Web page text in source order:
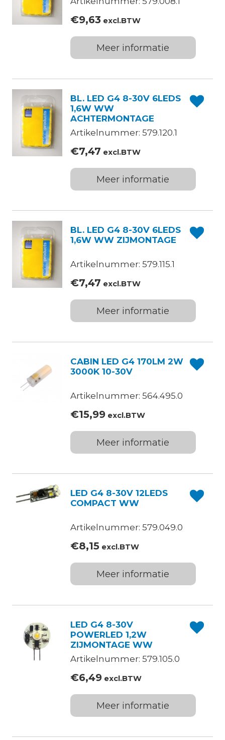
€9,63excl.BTW
Meer informatie
BL. LED G4 8-30V 6LEDS
1,6W WW
ACHTERMONTAGE
Artikelnummer: 579.120.1
€7,47 excl.BTW
Meer informatie
BL. LED G4 8-30V 6LEDS
1,6W WW ZIJMONTAGE
Artikelnummer: 579.115.1
€7,47 excl.BTW
Meer informatie
CABIN LED G4 170LM 2W
3000K 10-30V
Artikelnummer: 564.495.0
€15,99excl.BTW
Meer informatie
LED G4 8-30V 12LEDS
COMPACT WW
Artikelnummer: 579.049.0
€8,15excl.BTW
Meer informatie
LED G4 8-30V
POWERLED 1,2W
ZIJMONTAGE WW
Artikelnummer: 579.105.0
€6,49excl.BTW
Meer informatie